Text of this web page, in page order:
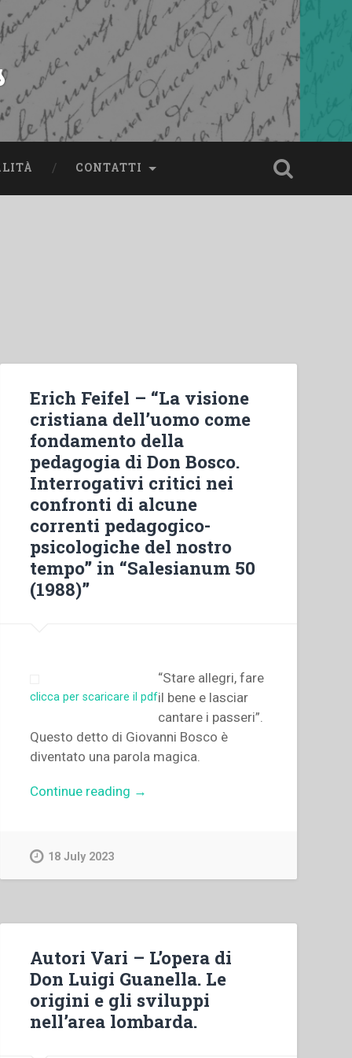
CONTATTI
Erich Feifel – “La visione
cristiana dell’uomo come
fondamento della
pedagogia di Don Bosco.
Interrogativi critici nei
confronti di alcune
correnti pedagogico-
psicologiche del nostro
tempo” in “Salesianum 50
(1988)”
clicca per scaricare il pdf
“Stare allegri, fare
il bene e lasciar
cantare i passeri”.
Questo detto di Giovanni Bosco è
diventato una parola magica.
Continue reading “Erich
come
fondamento
della
pedagogia
di
Don
→
18 July 2023
Autori Vari – L’opera di
Don Luigi Guanella. Le
origini e gli sviluppi
nell’area lombarda.